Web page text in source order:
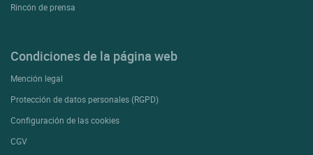
Rincón de prensa
Condiciones de la página web
Mención legal
Protección de datos personales (RGPD)
Configuración de las cookies
CGV